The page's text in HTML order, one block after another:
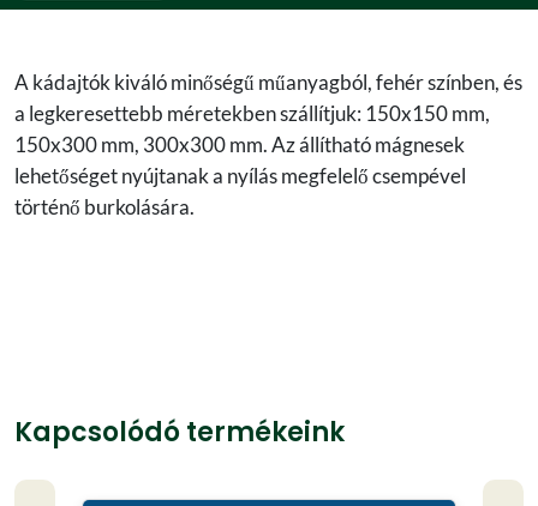
A kádajtók kiváló minőségű műanyagból, fehér színben, és
a legkeresettebb méretekben szállítjuk: 150x150 mm,
150x300 mm, 300x300 mm. Az állítható mágnesek
lehetőséget nyújtanak a nyílás megfelelő csempével
történő burkolására.
Kapcsolódó termékeink